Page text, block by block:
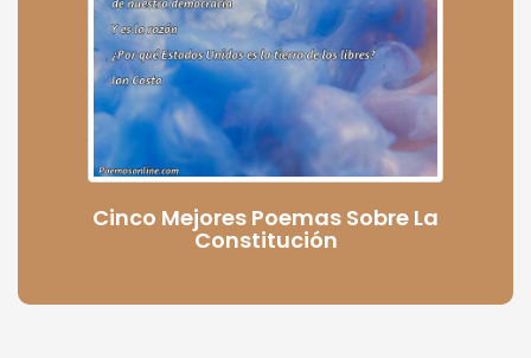
Cinco Mejores Poemas Sobre La
Constitución